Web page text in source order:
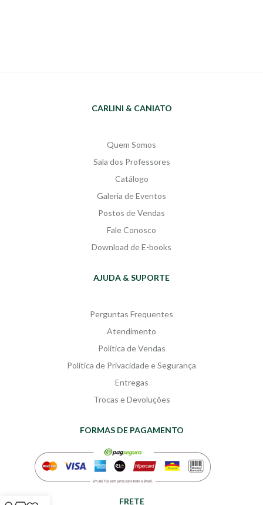
CARLINI & CANIATO
Quem Somos
Sala dos Professores
Catálogo
Galeria de Eventos
Postos de Vendas
Fale Conosco
Download de E-books
AJUDA & SUPORTE
Perguntas Frequentes
Atendimento
Política de Vendas
Política de Privacidade e Segurança
Entregas
Trocas e Devoluções
FORMAS DE PAGAMENTO
FRETE